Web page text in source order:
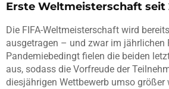
Erste Weltmeisterschaft seit
Die FIFA-Weltmeisterschaft wird
ausgetragen – und zwar im jährlichen
Pandemiebedingt fielen die beiden
aus, sodass die Vorfreude der
diesjährigen Wettbewerb umso größer